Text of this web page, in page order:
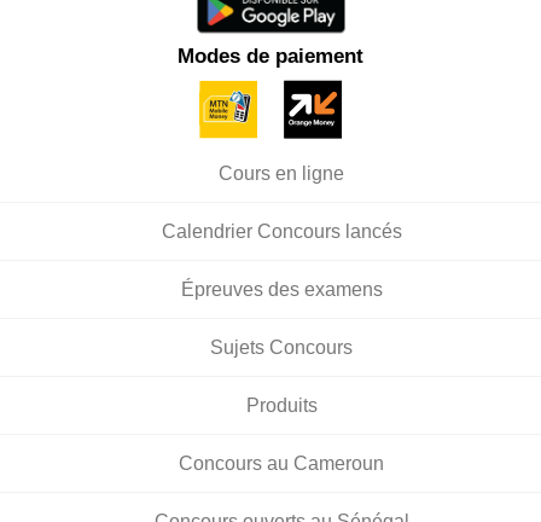
Modes de paiement
Cours en ligne
Calendrier Concours lancés
Épreuves des examens
Sujets Concours
Produits
Concours au Cameroun